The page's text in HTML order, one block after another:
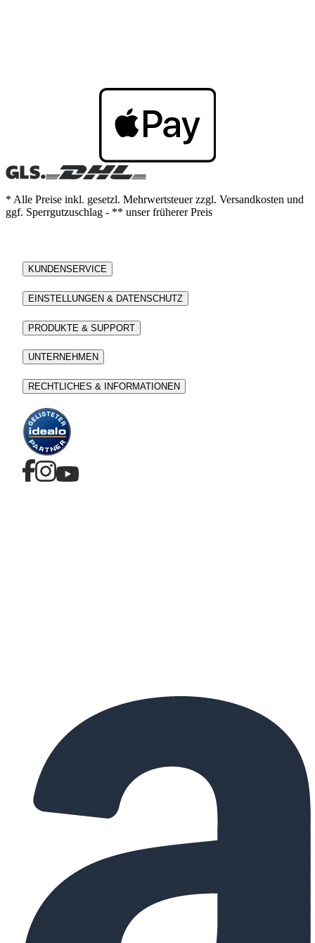
* Alle Preise inkl. gesetzl. Mehrwertsteuer zzgl. Versandkosten und
ggf. Sperrgutzuschlag - ** unser früherer Preis
KUNDENSERVICE
EINSTELLUNGEN & DATENSCHUTZ
PRODUKTE & SUPPORT
UNTERNEHMEN
RECHTLICHES & INFORMATIONEN